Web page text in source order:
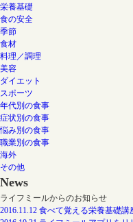
栄養基礎
食の安全
季節
食材
料理／調理
美容
ダイエット
スポーツ
年代別の食事
症状別の食事
悩み別の食事
職業別の食事
海外
その他
News
ライフミールからのお知らせ
2016.11.12 食べて覚える栄養基礎講